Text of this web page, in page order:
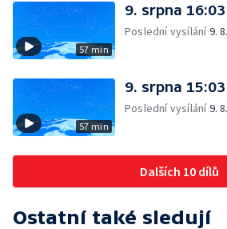
57 min
9. srpna 16:03
Poslední vysílání9.
57 min
9. srpna 15:03
Poslední vysílání9.
Dalších 10 dílů
Ostatní také sledují